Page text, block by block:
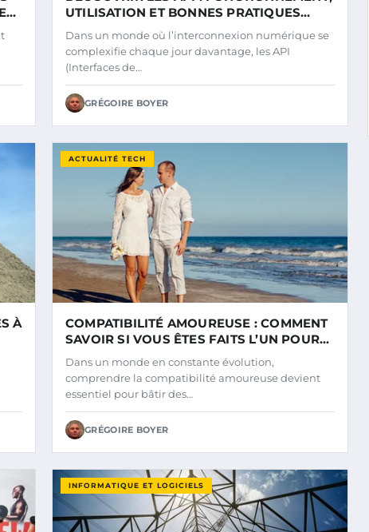
UTILISATION ET BONNES PRATIQUES
POUR 2025
Dans un monde où l’interconnexion numérique se
complexifie chaque jour davantage, les API
(Interfaces de…
GRÉGOIRE BOYER
À
ACTUALITÉ TECH
COMPATIBILITÉ AMOUREUSE : COMMENT
SAVOIR SI VOUS ÊTES FAITS L’UN POUR
L’AUTRE EN 2025 ?
Dans un monde en constante évolution,
comprendre la compatibilité amoureuse devient
essentiel pour bâtir des…
GRÉGOIRE BOYER
INFORMATIQUE ET LOGICIELS